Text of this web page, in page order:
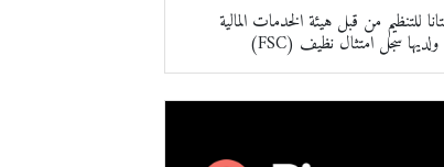
للتنظيم من قبل هيئة الخدمات المالية